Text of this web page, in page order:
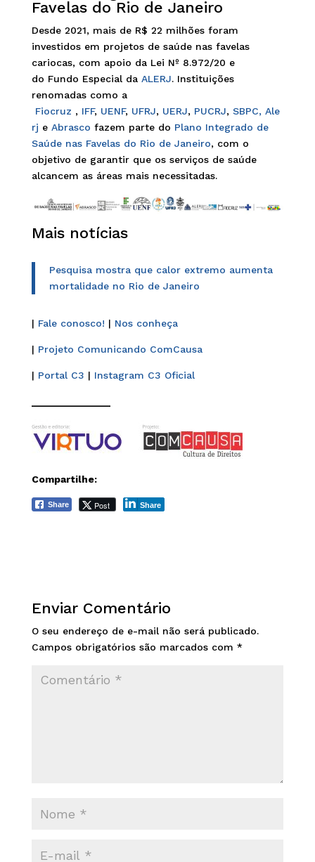
Favelas do Rio de Janeiro
Desde 2021, mais de R$ 22 milhões foram
investidos em projetos de saúde nas favelas
cariocas, com apoio da Lei Nº 8.972/20 e
do Fundo Especial da ALERJ. Instituições
renomadas como a
Fiocruz , IFF, UENF, UFRJ, UERJ, PUCRJ, SBPC, Ale
rj e Abrasco fazem parte do Plano Integrado de
Saúde nas Favelas do Rio de Janeiro, com o
objetivo de garantir que os serviços de saúde
alcancem as áreas mais necessitadas.
Mais notícias
Pesquisa mostra que calor extremo aumenta
mortalidade no Rio de Janeiro
| Fale conosco! | Nos conheça
| Projeto Comunicando ComCausa
| Portal C3 | Instagram C3 Oficial
Compartilhe:
Share Post Share
Enviar Comentário
O seu endereço de e-mail não será publicado.
Campos obrigatórios são marcados com *